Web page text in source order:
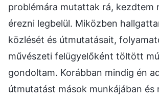
problémára mutattak rá, kezdtem
érezni legbelül. Miközben
közlését és útmutatásait,
művészeti felügyelőként töltött
gondoltam. Korábban mindig én
útmutatást mások munkájában és